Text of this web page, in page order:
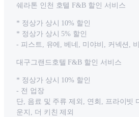
쉐라톤 인천 호텔 F&B 할인 서비스
* 정상가 상시 10% 할인
* 정상가 상시 5% 할인
- 피스트, 유에, 베네, 미야비, 커넥션,
대구그랜드호텔 F&B 할인 서비스
* 정상가 상시 10% 할인
- 전 업장
단, 음료 및 주류 제외, 연회, 프라이빗
운지, 더 키친 제외